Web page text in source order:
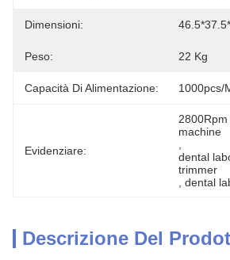
Dimensioni:
Peso: 22 Kg
Capacità Di Alimentazione: 1000pcs/
Evidenziare:
machine
dental
trimmer
dental
Descrizione Del